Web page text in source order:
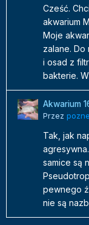
Cześć.
akwarium
Moje
zalane. Do
i osad z
bakterie.
Akwarium
Przez
Tak, jak
samice są
pewnego
nie są